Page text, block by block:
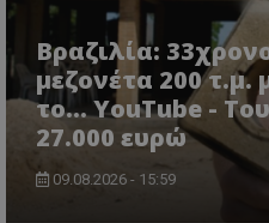
Βραζιλία:
μεζονέτα 200 τ.μ.
το... YouTube -
27.000 ευρώ
09.08.2026 - 15:59